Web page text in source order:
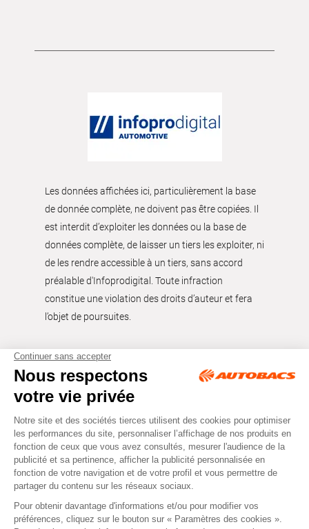
Les données affichées ici, particulièrement la base
de donnée complète, ne doivent pas être copiées. Il
est interdit d’exploiter les données ou la base de
données complète, de laisser un tiers les exploiter, ni
de les rendre accessible à un tiers, sans accord
préalable d'Infoprodigital. Toute infraction
constitue une violation des droits d’auteur et fera
l’objet de poursuites.
Tous droits réservés © Autobacs
Mentions légales RGPD
Cookies CGV